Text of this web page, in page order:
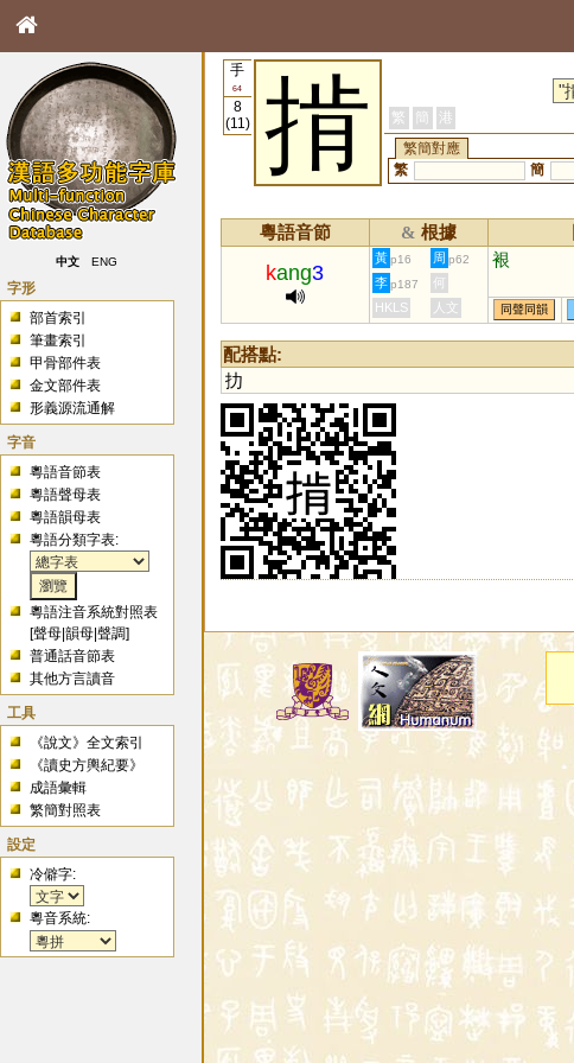
中文 ENG
字形
部首索引
筆畫索引
甲骨部件表
金文部件表
形義源流通解
字音
粵語音節表
粵語聲母表
粵語韻母表
粵語分類字表:
粵語注音系統對照表
[聲母 |韻母 |聲調]
普通話音節表
其他方言讀音
工具
《說文》全文索引
《讀史方輿紀要》
成語彙輯
繁簡對照表
設定
冷僻字:
粵音系統:
手
64
8
(11)
掯 繁 簡 港
繁簡對應
繁
簡
粵語音節 & 根據
kang3
黃 p16 周 p62 裉
李 p187
何
HKLS
人文 同聲同韻
配搭點:
扐